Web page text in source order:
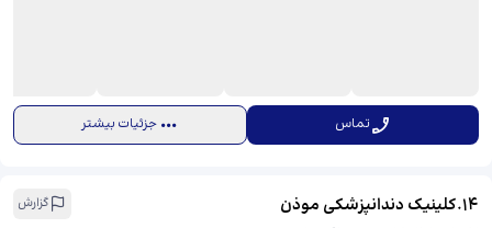
تماس جزئیات بیشتر
14
.کلینیک دندانپزشکی موذن
گزارش